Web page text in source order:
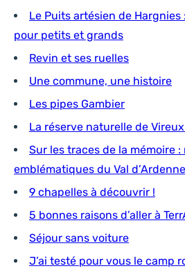
Le Puits artésien de
pour petits et grands
Revin et ses ruelles
Une commune, une histoire
Les pipes Gambier
La réserve naturelle de
Sur les traces de la mémoire
emblématiques du Val d’Ardenne
9 chapelles à découvrir !
5 bonnes raisons d’aller à
Séjour sans voiture
J’ai testé pour vous le camp